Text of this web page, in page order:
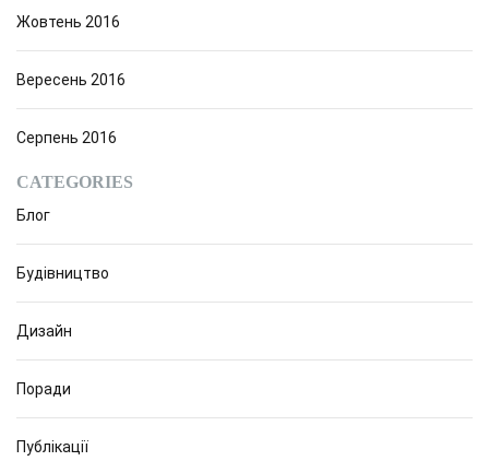
Жовтень 2016
Вересень 2016
Серпень 2016
CATEGORIES
Блог
Будівництво
Дизайн
Поради
Публікації